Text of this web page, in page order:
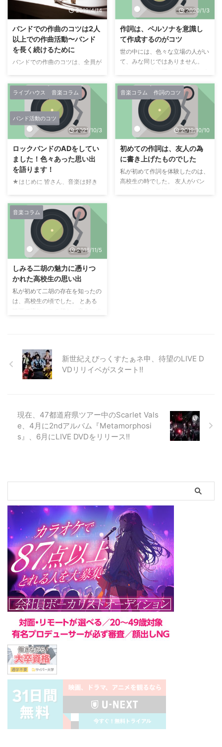
2019/4/14
バンドでの作曲のコツは2人
以上での作曲活動〜バンド
を長く続けるために
バンドでの作曲のコツは、全員が
奏する曲に納得できるかのどちら
かです。 やっぱりバンドを長く
続けるには多くの曲が必要で、そ
のためにはバンドの全員もしくは
2人以上が作曲できるのが望まし
いです。 一からの作曲ではなく
ても、アレンジが上手いとか、独
特なギターソロを入れられるな
ど、曲を華やかにする能力でもか
まいません。 それが叶わないの
なら、最低限曲を持ってきた人間
正直作曲作業は過酷で、かつ孤独
な作業になりがちです。 そのた
2020/1/3
作詞は、ペルソナを意識し
て作成するのがコツ
世の中には、色々な立場の人がい
て、みな同じではありません。
うとするよりも、誰か一人を意識
して書く方が、より相手に伝わり
やすくなります。 それは、恋愛
の歌でもそうですし、家族の歌、
人生の歌でも同じです。 よほど
能力が高い人でない限り、全ての
人に訴える歌詞を書くのは難しい
と私は思っています。 ですか
ら、まずはペルソナを決定してか
ら作成してみてはいかがでしょう
ライブハウス 音楽コラム
バンド活動のコツ
2021/10/3
ロックバンドのADをしてい
ました！色々あった思い出
を語ります！
★はじめに 皆さん、音楽は好き
2000年代初頭にヒットした日本
のロックバンドが大好きです。
そのときが中高生時代なので、ま
さしく直撃世代ですね！ 特に黒
夢やラルクアンシエル、GLAY、
ちょっと時代は遡りますがX
JAPANなどがまさしく私の音楽
のコアです。 あとアニソンも好
きで、水樹奈々さんや
T.M.Revolution(西川貴教さん)も
好きです。 そんな私ですが、15
音楽コラム 作詞のコツ
2019/10/10
初めての作詞は、友人の為
に書き上げたものでした
私が初めて作詞を体験したのは、
高校生の時でした。 友人がバン
音楽コラム
2018/11/5
しみる二胡の魅力に憑りつ
かれた高校生の思い出
私が初めて二胡の存在を知ったの
は、高校生の頃でした。 とある
は20歳を超えた頃でした。 たっ
た二本の弦を操り、色々な音を奏
でる二胡。はじめて目の前で先生
が弾くのを聞いたときは、理由も
た辛かったこと悔しかったこと
が、一気に外に出てきたのです。
二胡のビブラートは、まるで人が
歌っているかのように感じます。
新世紀えぴっくすたぁネ申、待望のLIVE D
VDリリイベがスタート!!
現在、47都道府県ツアー中のScarlet Vals
e、4月に2ndアルバム『Metamorphosi
s』、6月にLIVE DVDをリリース!!